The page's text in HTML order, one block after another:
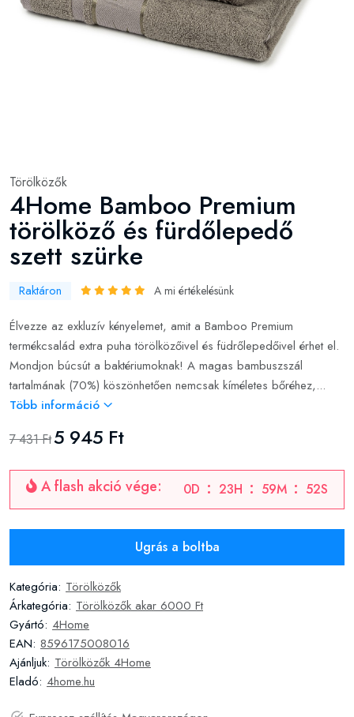
Törölközők
4Home Bamboo Premium
törölköző és fürdőlepedő
szett szürke
Raktáron A mi értékelésünk
Élvezze az exkluzív kényelemet, amit a Bamboo Premium
termékcsalád extra puha törölközőivel és füdrőlepedőivel érhet el.
Mondjon búcsút a baktériumoknak! A magas bambuszszál
tartalmának (70%) köszönhetően nemcsak kíméletes bőréhez,...
Több információ
7 431 Ft5 945 Ft
A flash akció vége: 0D 23H 59M 52S
Ugrás a boltba
Kategória: Törölközők
Árkategória: Törölközők akar 6000 Ft
Gyártó: 4Home
EAN: 8596175008016
Ajánljuk: Törölközők 4Home
Eladó: 4home.hu